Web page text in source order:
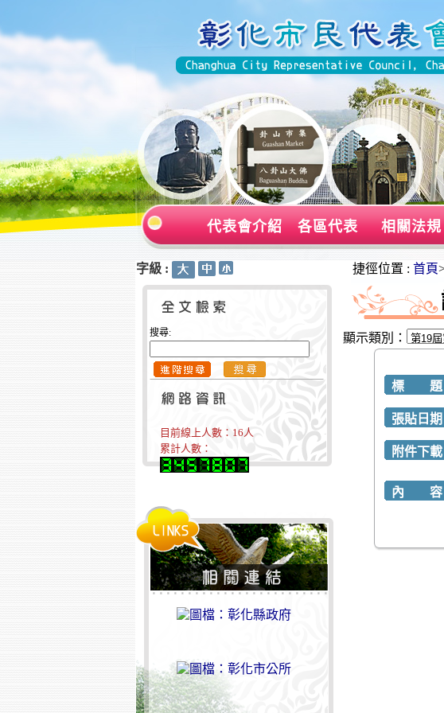
代表會介紹 各區代表 相關法規
字級 :
搜尋:
目前線上人數： 16人
累計人數：
捷徑位置 : 首頁
顯示類別：
標 題
張貼日期
附件下載
內 容